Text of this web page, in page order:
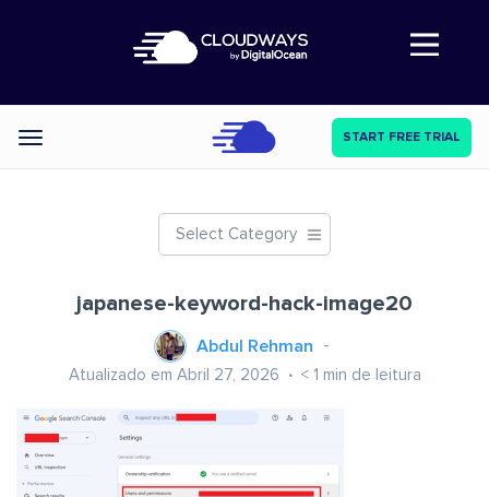
Abre a navegação
Categories START FREE TRIAL
Select Category
japanese-keyword-hack-image20
Abdul Rehman
Atualizado em Abril 27, 2026 < 1 min de leitura